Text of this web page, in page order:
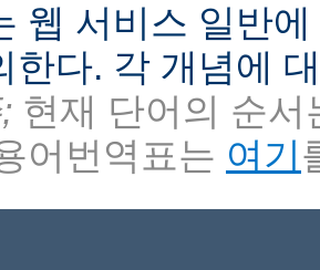
웹 서비스 일반
한다. 각 개념에
현재 단어의 순
어번역표는 여기